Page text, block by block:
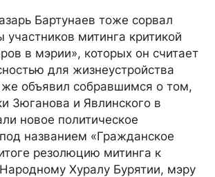
Бартунаев тоже сорвал
участников митинга критикой
в мэрии», которых он считает
для жизнеустройства
объявил собравшимся о том,
Зюганова и Явлинского в
новое политическое
названием «Гражданское
резолюцию митинга к
Хуралу Бурятии, мэру